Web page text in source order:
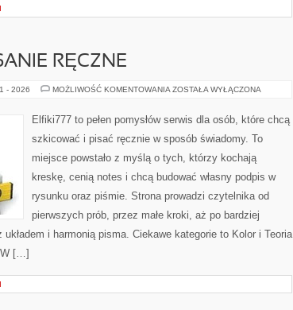
RĘCZNE
- 2026 MOŻLIWOŚĆ KOMENTOWANIA KREATYWNE
ZOSTAŁA WYŁĄCZONA
Elfiki777 to pełen pomysłów serwis dla osób, które chcą
szkicować i pisać ręcznie w sposób świadomy. To
miejsce powstało z myślą o tych, którzy kochają
kreskę, cenią notes i chcą budować własny podpis w
rysunku oraz piśmie. Strona prowadzi czytelnika od
pierwszych prób, przez małe kroki, aż po bardziej
i harmonią pisma. Ciekawe kategorie to Kolor i Teoria
W […]